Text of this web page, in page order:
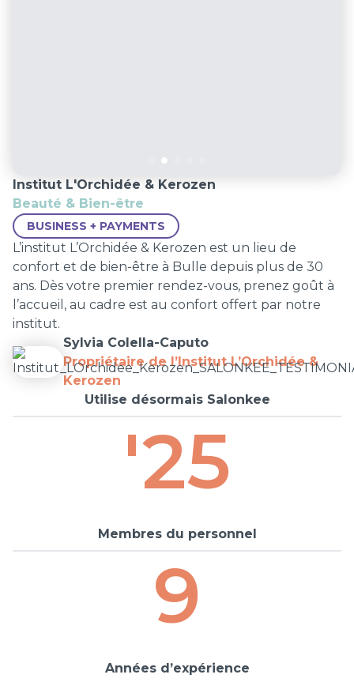
Institut L'Orchidée & Kerozen
Beauté & Bien-être
BUSINESS + PAYMENTS
L’institut L’Orchidée & Kerozen est un lieu de
confort et de bien-être à Bulle depuis plus de 30
ans. Dès votre premier rendez-vous, prenez goût à
l’accueil, au cadre est au confort offert par notre
institut.
Sylvia Colella-Caputo
Propriétaire de l’Institut L’Orchidée &
Kerozen
Utilise désormais Salonkee
'25
Membres du personnel
9
Années d’expérience